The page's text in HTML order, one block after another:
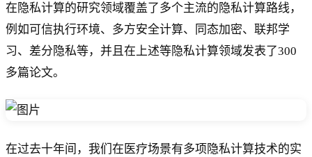
在隐私计算的研究领域覆盖了多个主流的隐私计算路线，
例如可信执行环境、多方安全计算、同态加密、联邦学
习、差分隐私等，并且在上述等隐私计算领域发表了300
多篇论文。
在过去十年间，我们在医疗场景有多项隐私计算技术的实